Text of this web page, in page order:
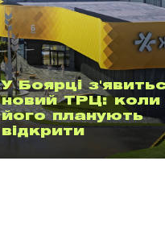
У Боярці
новий ТРЦ: коли
його планують
відкрити